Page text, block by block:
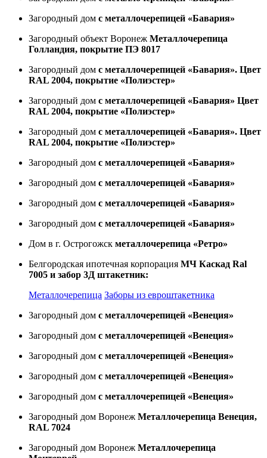
Загородный дом с металлочерепицей «Бавария»
Загородный объект Воронеж Металлочерепица
Голландия, покрытие ПЭ 8017
Загородный дом с металлочерепицей «Бавария». Цвет
RAL 2004, покрытие «Полиэстер»
Загородный дом с металлочерепицей «Бавария» Цвет
RAL 2004, покрытие «Полиэстер»
Загородный дом с металлочерепицей «Бавария». Цвет
RAL 2004, покрытие «Полиэстер»
Загородный дом с металлочерепицей «Бавария»
Загородный дом с металлочерепицей «Бавария»
Загородный дом с металлочерепицей «Бавария»
Загородный дом с металлочерепицей «Бавария»
Дом в г. Острогожск металлочерепица «Ретро»
Белгородская ипотечная корпорация МЧ Каскад Ral
7005 и забор 3Д штакетник:
Металлочерепица Заборы из евроштакетника
Загородный дом с металлочерепицей «Венеция»
Загородный дом с металлочерепицей «Венеция»
Загородный дом с металлочерепицей «Венеция»
Загородный дом с металлочерепицей «Венеция»
Загородный дом с металлочерепицей «Венеция»
Загородный дом Воронеж Металлочерепица Венеция,
RAL 7024
Загородный дом Воронеж Металлочерепица